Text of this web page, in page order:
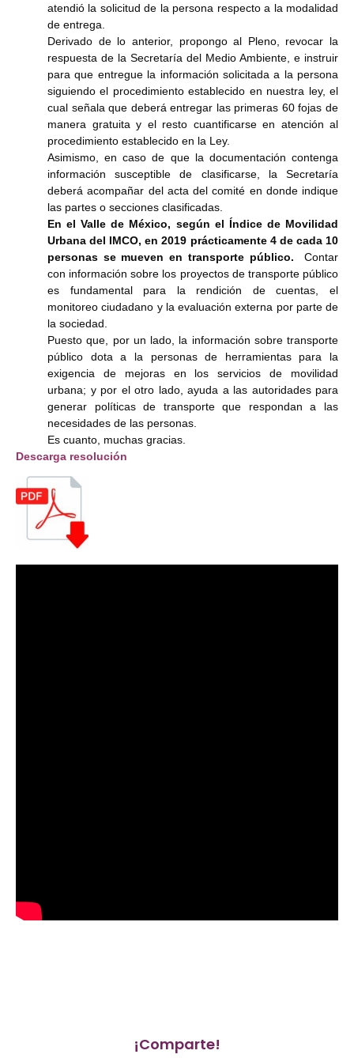
atendió la solicitud de la persona respecto a la modalidad
de entrega.
Derivado de lo anterior, propongo al Pleno, revocar la
respuesta de la Secretaría del Medio Ambiente, e instruir
para que entregue la información solicitada a la persona
siguiendo el procedimiento establecido en nuestra ley, el
cual señala que deberá entregar las primeras 60 fojas de
manera gratuita y el resto cuantificarse en atención al
procedimiento establecido en la Ley.
Asimismo, en caso de que la documentación contenga
información susceptible de clasificarse, la Secretaría
deberá acompañar del acta del comité en donde indique
las partes o secciones clasificadas.
En el Valle de México, según el Índice de Movilidad
Urbana del IMCO, en 2019 prácticamente 4 de cada 10
personas se mueven en transporte público.
Contar
con información sobre los proyectos de transporte público
es fundamental para la rendición de cuentas, el
monitoreo ciudadano y la evaluación externa por parte de
la sociedad.
Puesto que, por un lado, la información sobre transporte
público dota a la personas de herramientas para la
exigencia de mejoras en los servicios de movilidad
urbana; y por el otro lado, ayuda a las autoridades para
generar políticas de transporte que respondan a las
necesidades de las personas.
Es cuanto, muchas gracias.
Descarga resolución
¡Comparte!